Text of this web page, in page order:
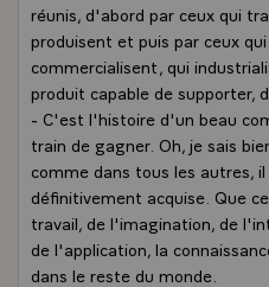
réunis, d'abord par ceux qui
produisent et puis par ceux
commercialisent, qui
produit capable de supporter,
- C'est l'histoire d'un beau
train de gagner. Oh, je sais
comme dans tous les autres,
définitivement acquise. Que
travail, de l'imagination, de
de l'application, la
dans le reste du monde.